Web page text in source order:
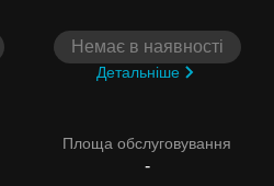
Немає в наявності
Детальніше
Площа обслуговування
-